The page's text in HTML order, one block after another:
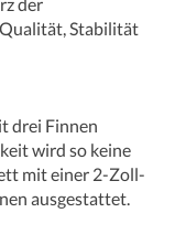
Stabilität
drei Finnen
wird so keine
mit einer 2-Zoll-
ausgestattet.